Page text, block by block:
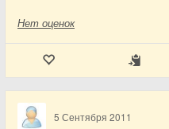
Нет оценок
5 Сентября 2011